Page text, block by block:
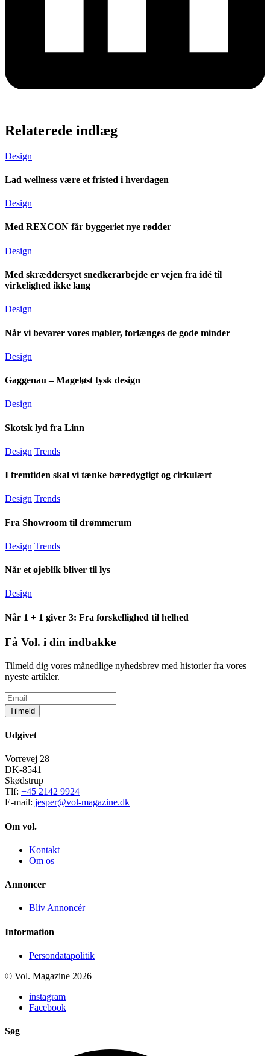
Relaterede indlæg
Design
Lad wellness være et fristed i hverdagen
Design
Med REXCON får byggeriet nye rødder
Design
Med skræddersyet snedkerarbejde er vejen fra idé til
virkelighed ikke lang
Design
Når vi bevarer vores møbler, forlænges de gode minder
Design
Gaggenau – Mageløst tysk design
Design
Skotsk lyd fra Linn
Design Trends
I fremtiden skal vi tænke bæredygtigt og cirkulært
Design Trends
Fra Showroom til drømmerum
Design Trends
Når et øjeblik bliver til lys
Design
Når 1 + 1 giver 3: Fra forskellighed til helhed
Få Vol. i din indbakke
Tilmeld dig vores månedlige nyhedsbrev med historier fra vores
nyeste artikler.
Tilmeld
Udgivet
Vorrevej 28
DK-8541
Skødstrup
Tlf: +45 2142 9924
E-mail: jesper@vol-magazine.dk
Om vol.
Kontakt
Om os
Annoncer
Bliv Annoncér
Information
Persondatapolitik
© Vol. Magazine 2026
instagram
Facebook
Søg